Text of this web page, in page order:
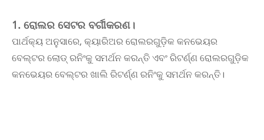
1. ରୋଲର ସେଟର ବର୍ଗୀକରଣ।
ପାର୍ଥକ୍ୟ ଅନୁସାରେ, କ୍ୟାରିଅର ରୋଲରଗୁଡ଼ିକ କନଭେୟର
ବେଲ୍ଟର ଲୋଡ୍ ରନିଂକୁ ସମର୍ଥନ କରନ୍ତି ଏବଂ ରିଟର୍ଣ୍ଣ ରୋଲରଗୁଡ଼ିକ
କନଭେୟର ବେଲ୍ଟର ଖାଲି ରିଟର୍ଣ୍ଣ ରନିଂକୁ ସମର୍ଥନ କରନ୍ତି।